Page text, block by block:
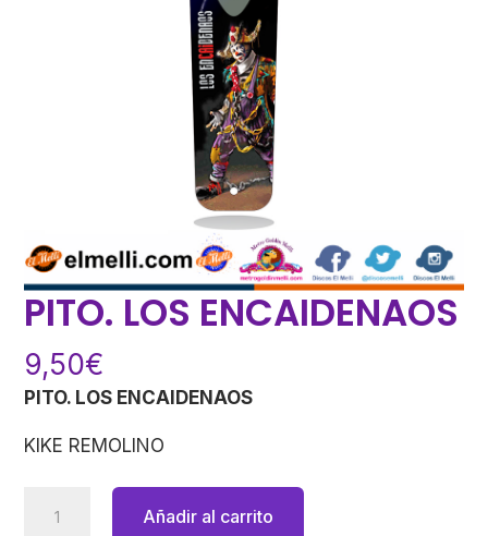
PITO. LOS ENCAIDENAOS
9,50€
PITO. LOS ENCAIDENAOS
KIKE REMOLINO
LOS
Añadir al carrito